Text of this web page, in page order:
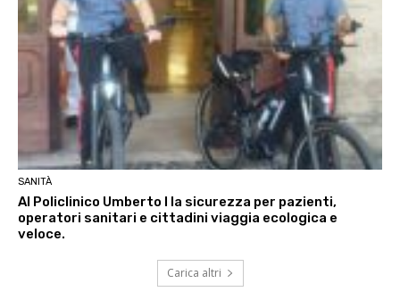
SANITÀ
Al Policlinico Umberto I la sicurezza per pazienti,
operatori sanitari e cittadini viaggia ecologica e
veloce.
Carica altri